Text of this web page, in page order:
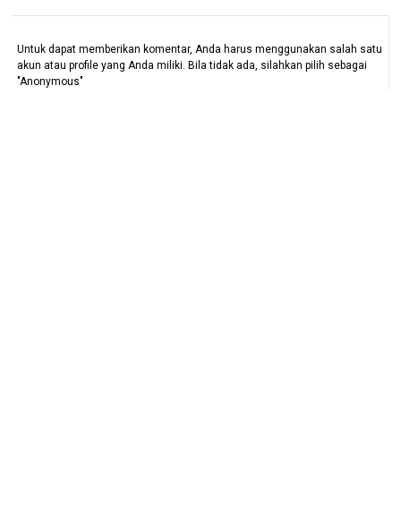
Untuk dapat memberikan komentar, Anda harus menggunakan salah satu
akun atau profile yang Anda miliki. Bila tidak ada, silahkan pilih sebagai
"Anonymous"